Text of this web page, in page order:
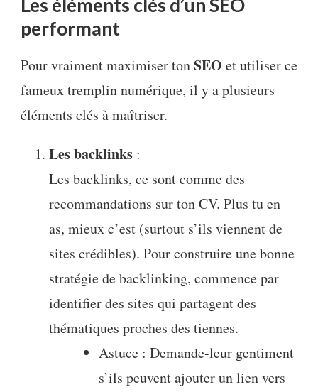
Les éléments clés d’un SEO
performant
Pour vraiment maximiser tonSEO et utiliser ce
fameux tremplin numérique, il y a plusieurs
éléments clés à maîtriser.
Les backlinks :
Les backlinks, ce sont comme des
recommandations sur ton CV. Plus tu en
as, mieux c’est (surtout s’ils viennent de
sites crédibles). Pour construire une bonne
stratégie de backlinking, commence par
identifier des sites qui partagent des
thématiques proches des tiennes.
Astuce : Demande-leur gentiment
s’ils peuvent ajouter un lien vers